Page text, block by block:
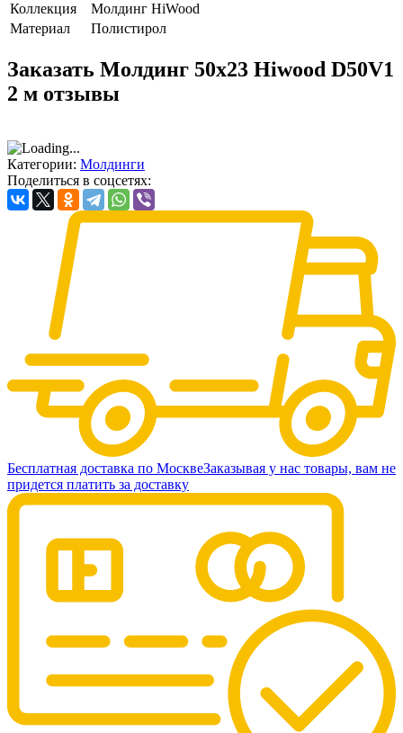
Коллекция
Молдинг HiWood
Материал
Полистирол
Заказать Молдинг 50х23 Hiwood D50V1
2 м отзывы
Категории: Молдинги
Поделиться в соцсетях:
Бесплатная доставка по МосквеЗаказывая у нас товары, вам не
придется платить за доставку